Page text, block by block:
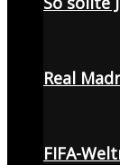
Real
FIFA-